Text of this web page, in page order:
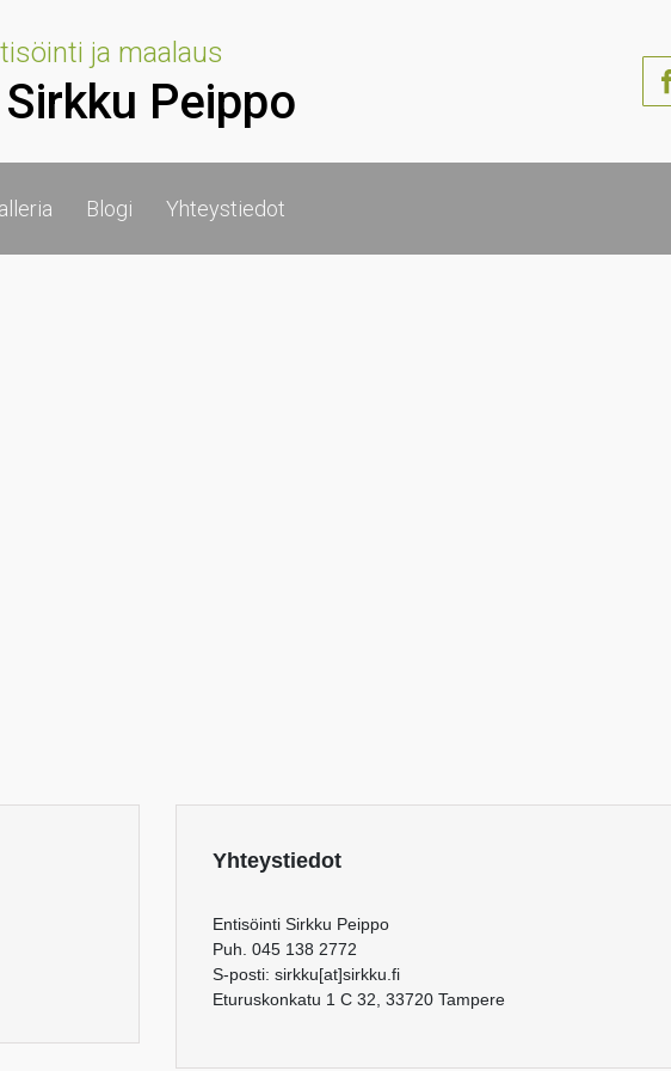
ja maalaus
Peippo
Blogi Yhteystiedot
Yhteystiedot
Entisöinti Sirkku Peippo
Puh. 045 138 2772
S-posti: sirkku[at]sirkku.fi
Eturuskonkatu 1 C 32, 33720 Tampere